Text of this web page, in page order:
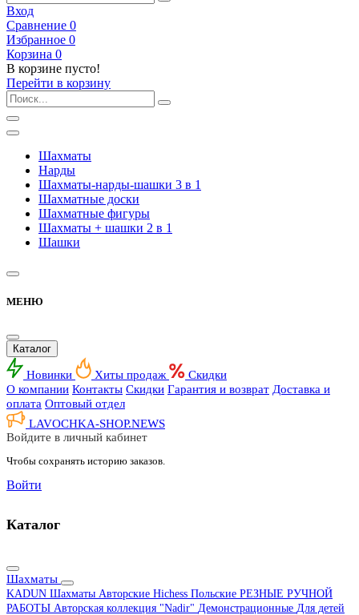
Вход
Сравнение 0
Избранное 0
Корзина 0
В корзине пусто!
Перейти в корзину
Шахматы
Нарды
Шахматы-нарды-шашки 3 в 1
Шахматные доски
Шахматные фигуры
Шахматы + шашки 2 в 1
Шашки
МЕНЮ
Каталог
Новинки Хиты продаж
Скидки
О компании Контакты Скидки Гарантия и возврат Доставка и
оплата Оптовый отдел
LAVOCHKA-SHOP.NEWS
Войдите в личный кабинет
Чтобы сохранять историю заказов.
Войти
Каталог
Шахматы
KADUN Шахматы Авторские Hichess Польские РЕЗНЫЕ РУЧНОЙ
РАБОТЫ Авторская коллекция "Nadir" Демонстрационные Для детей